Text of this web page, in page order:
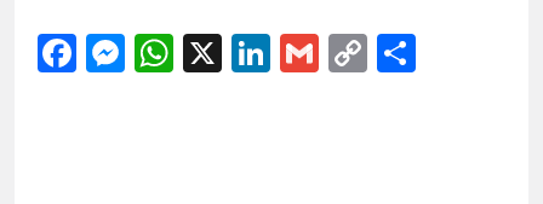
Facebook
Messenger
WhatsApp
X LinkedIn
GmailCopy